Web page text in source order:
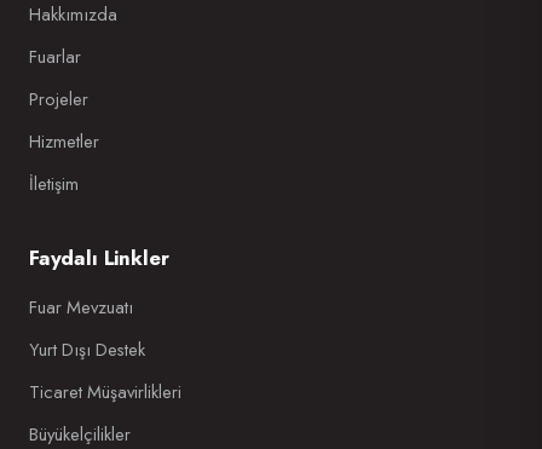
Hakkımızda
Fuarlar
Projeler
Hizmetler
İletişim
Faydalı Linkler
Fuar Mevzuatı
Yurt Dışı Destek
Ticaret Müşavirlikleri
Büyükelçilikler